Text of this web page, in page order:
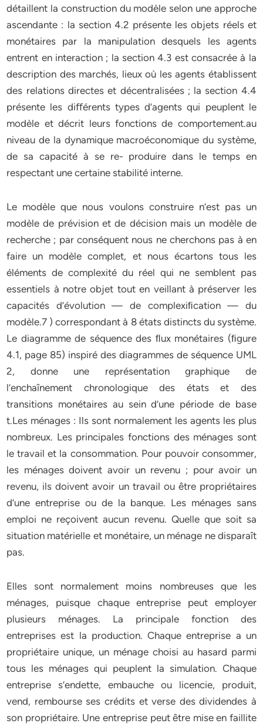
détaillent la construction du modèle selon une approche
ascendante : la section 4.2 présente les objets réels et
monétaires par la manipulation desquels les agents
entrent en interaction ; la section 4.3 est consacrée à la
description des marchés, lieux où les agents établissent
des relations directes et décentralisées ; la section 4.4
présente les diﬀérents types d’agents qui peuplent le
modèle et décrit leurs fonctions de comportement.au
niveau de la dynamique macroéconomique du système,
de sa capacité à se re- produire dans le temps en
respectant une certaine stabilité interne.
Le modèle que nous voulons construire n’est pas un
modèle de prévision et de décision mais un modèle de
recherche ; par conséquent nous ne cherchons pas à en
faire un modèle complet, et nous écartons tous les
éléments de complexité du réel qui ne semblent pas
essentiels à notre objet tout en veillant à préserver les
capacités d’évolution — de complexiﬁcation — du
modèle.7 ) correspondant à 8 états distincts du système.
Le diagramme de séquence des ﬂux monétaires (ﬁgure
4.1, page 85) inspiré des diagrammes de séquence UML
2, donne une représentation graphique de
l’enchaînement chronologique des états et des
transitions monétaires au sein d’une période de base
t.Les ménages : Ils sont normalement les agents les plus
nombreux. Les principales fonctions des ménages sont
le travail et la consommation. Pour pouvoir consommer,
les ménages doivent avoir un revenu ; pour avoir un
revenu, ils doivent avoir un travail ou être propriétaires
d’une entreprise ou de la banque. Les ménages sans
emploi ne reçoivent aucun revenu. Quelle que soit sa
situation matérielle et monétaire, un ménage ne disparaît
pas.
Elles sont normalement moins nombreuses que les
ménages, puisque chaque entreprise peut employer
plusieurs ménages. La principale fonction des
entreprises est la production. Chaque entreprise a un
propriétaire unique, un ménage choisi au hasard parmi
tous les ménages qui peuplent la simulation. Chaque
entreprise s’endette, embauche ou licencie, produit,
vend, rembourse ses crédits et verse des dividendes à
son propriétaire. Une entreprise peut être mise en faillite